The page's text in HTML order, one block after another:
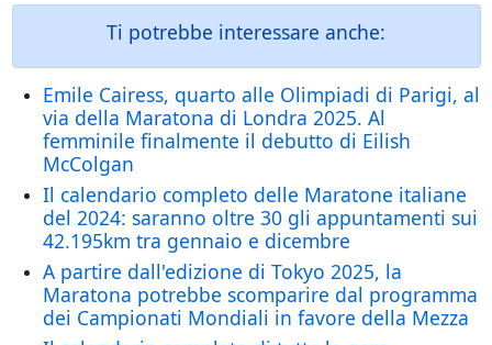
Ti potrebbe interessare anche:
Emile Cairess, quarto alle Olimpiadi di Parigi, al
via della Maratona di Londra 2025. Al
femminile finalmente il debutto di Eilish
McColgan
Il calendario completo delle Maratone italiane
del 2024: saranno oltre 30 gli appuntamenti sui
42.195km tra gennaio e dicembre
A partire dall'edizione di Tokyo 2025, la
Maratona potrebbe scomparire dal programma
dei Campionati Mondiali in favore della Mezza